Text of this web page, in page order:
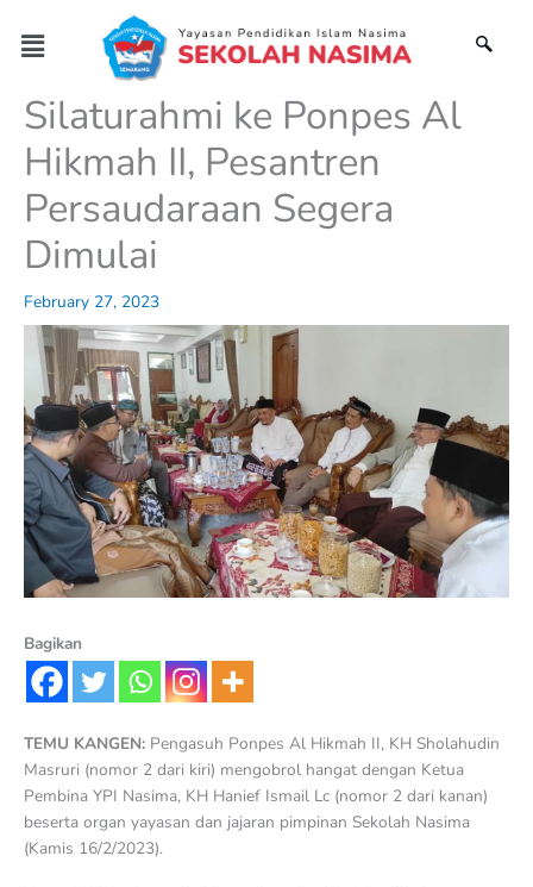
content
Menu
Silaturahmi ke Ponpes Al
Hikmah II, Pesantren
Persaudaraan Segera
Dimulai
February 27, 2023
Bagikan
TEMU KANGEN: Pengasuh Ponpes Al Hikmah II, KH Sholahudin
Masruri (nomor 2 dari kiri) mengobrol hangat dengan Ketua
Pembina YPI Nasima, KH Hanief Ismail Lc (nomor 2 dari kanan)
beserta organ yayasan dan jajaran pimpinan Sekolah Nasima
(Kamis 16/2/2023).